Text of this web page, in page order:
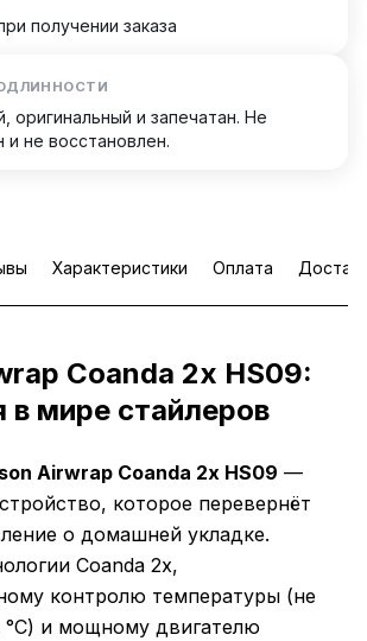
получении заказа
оригинальный и запечатан. Не
и не восстановлен.
Характеристики Оплата
Coanda 2x HS09:
в мире стайлеров
Airwrap Coanda 2x HS09 —
которое перевернёт
о домашней укладке.
Coanda 2x,
контролю температуры (не
°C) и мощному двигателю